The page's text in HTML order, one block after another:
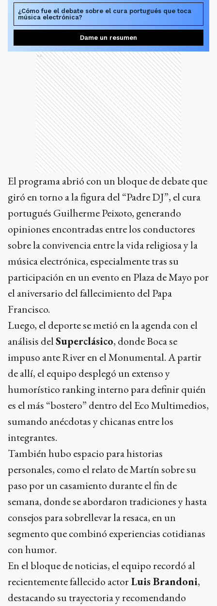
¿Cómo fue el debate sobre el cura portugués que toca
música electrónica?
Dame un resumen
Ads
El programa abrió con un bloque de debate que
giró en torno a la figura del “Padre DJ”, el cura
portugués Guilherme Peixoto, generando
opiniones encontradas entre los conductores
sobre la convivencia entre la vida religiosa y la
música electrónica, especialmente tras su
participación en un evento en Plaza de Mayo por
el aniversario del fallecimiento del Papa
Francisco.
Luego, el deporte se metió en la agenda con el
análisis delSuperclásico, donde Boca se
impuso ante River en el Monumental. A partir
de allí, el equipo desplegó un extenso y
humorístico ranking interno para definir quién
es el más “bostero” dentro del Eco Multimedios,
sumando anécdotas y chicanas entre los
integrantes.
También hubo espacio para historias
personales, como el relato de Martín sobre su
paso por un casamiento durante el fin de
semana, donde se abordaron tradiciones y hasta
consejos para sobrellevar la resaca, en un
segmento que combinó experiencias cotidianas
con humor.
En el bloque de noticias, el equipo recordó al
recientemente fallecido actorLuis Brandoni,
destacando su trayectoria y recomendando